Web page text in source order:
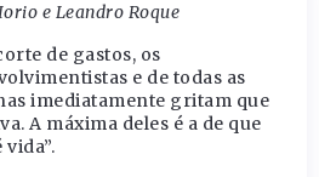
e Leandro Roque
de gastos, os
e de todas as
imediatamente gritam que
A máxima deles é a de que